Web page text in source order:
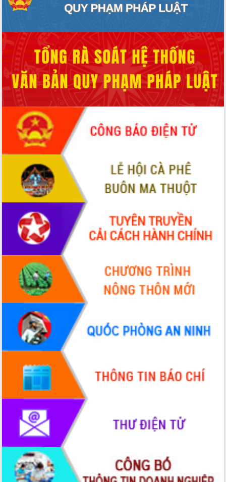
phá cơ chế - Hợp tác công tư
Đề án 06 tạo bước ngoặt đột phá trong
Kết nối tour, đẩy mạnh chuyển đổi số
để phát triển du lịch Đắk Lắk
Khởi động Dự án Đầu tư xây dựng hạ
tầng kỹ thuật Cụm công nghiệp Tân
Tiến
Gặp mặt các cơ quan báo chí nhân Kỷ
niệm 101 năm Ngày Báo chí Cách
mạng Việt Nam
Đắk Lắk sơ kết 4 năm triển khai thực
hiện Đề án 06 của Chính phủ
Họp báo thông tin về Hội nghị Công bố
Quy hoạch và Xúc tiến đầu tư tỉnh Đắk
Khơi thông điểm nghẽn, đẩy nhanh
giải ngân vốn khắc phục thiên tai
HĐND tỉnh thông qua điều chỉnh Quy
hoạch tỉnh thời kỳ 2021-2030
Hội thảo góp ý hồ sơ điều chỉnh quy
hoạch tỉnh Đắk Lắk thời kỳ 2021-2030,
tầm nhìn đến năm 2050
Nâng cao hiệu quả hoạt động của các
doanh nghiệp nhà nước
Hội nghị triển khai kết nối mạng
truyền số liệu chuyên dùng phục vụ cơ
quan Đảng, Nhà nước
Lễ phát động chuỗi hoạt động chung
tay làm sạch môi trường
Xã Ea Kar bước chuyển mình trong
công tác cải cách hành chính mô hình
UBND tỉnh họp báo định kỳ tháng 4
năm 2026
Hội thảo khoa học “Giải pháp thúc đẩy
phát triển nền kinh tế xanh tại tỉnh
Đắk Lắk”
Tăng cường giám sát, đôn đốc thực
hiện nhiệm vụ quản lý tài sản công
hàng tuần
Tháo gỡ những vướng mắc, đẩy mạnh
công tác cải cách thủ tục hành chính